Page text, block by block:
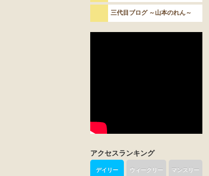
三代目ブログ ～山本のれん～
アクセスランキング
デイリー ウィークリー マンスリー